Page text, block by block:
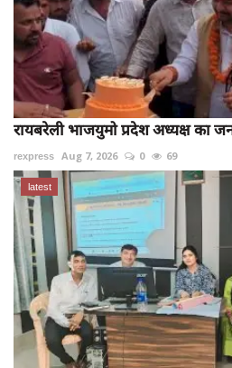
रायबरेली भाजयुमो प्रदेश अध्यक्ष
rexpress Aug 7, 2026 0 69
latest